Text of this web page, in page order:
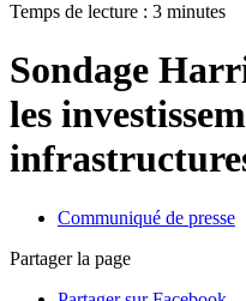
Temps de lecture : 3 minutes
Sondage
les
Communiqué de presse
Partager la page